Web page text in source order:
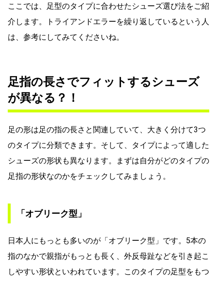
ここでは、足型のタイプに合わせたシューズ選び法をご紹
介します。トライアンドエラーを繰り返しているという人
は、参考にしてみてくださいね。
足指の長さでフィットするシューズ
が異なる？！
足の形は足の指の長さと関連していて、大きく分けて3つ
のタイプに分類できます。そして、タイプによって適した
シューズの形状も異なります。まずは自分がどのタイプの
足指の形状なのかをチェックしてみましょう。
「オブリーク型」
日本人にもっとも多いのが「オブリーク型」です。5本の
指のなかで親指がもっとも長く、外反母趾などを引き起こ
しやすい形状といわれています。このタイプの足型をもつ